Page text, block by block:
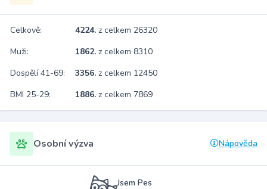
Celkově: 4224. z celkem 26320
Muži:
1862. z celkem 8310
Dospělí 41-69:
3356. z celkem 12450
BMI 25-29:
1886. z celkem 7869
Osobní výzva Nápověda
Jsem Pes